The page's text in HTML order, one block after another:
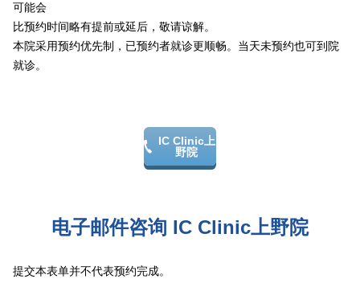
可能会
比预约时间略有提前或延后，敬请谅解。
本院采用预约优先制，已预约者就诊更顺畅。当天未预约也可到院
就诊。
IC Clinic上
野院
电子邮件咨询 IC Clinic上野院
提交本表单并不代表预约完成。
简体中文